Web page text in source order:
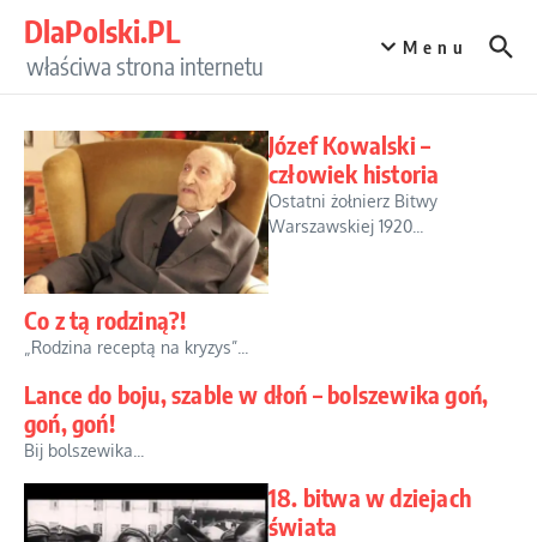
DlaPolski.PL
właściwa strona internetu
Menu
Józef Kowalski –
człowiek historia
Ostatni żołnierz Bitwy
Warszawskiej 1920...
Co z tą rodziną?!
„Rodzina receptą na kryzys”...
Lance do boju, szable w dłoń – bolszewika goń,
goń, goń!
Bij bolszewika...
18. bitwa w dziejach
świata